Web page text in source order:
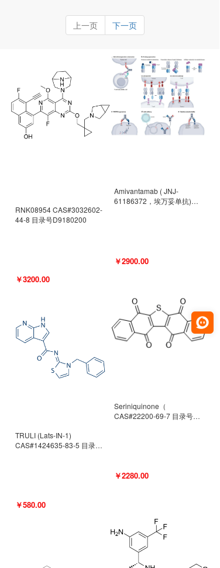
号为92339-11-2
上一页 下一页
RNK08954 CAS#3032602-
44-8 目录号D9180200
￥3200.00
TRULI (Lats-IN-1)
CAS#1424635-83-5 目录号
￥580.00
Amivantamab ( JNJ-
61186372，埃万妥单抗)
￥2900.00
Seriniquinone（
CAS#22200-69-7 目录号
￥2280.00